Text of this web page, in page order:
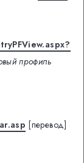
профиль
[перевод]